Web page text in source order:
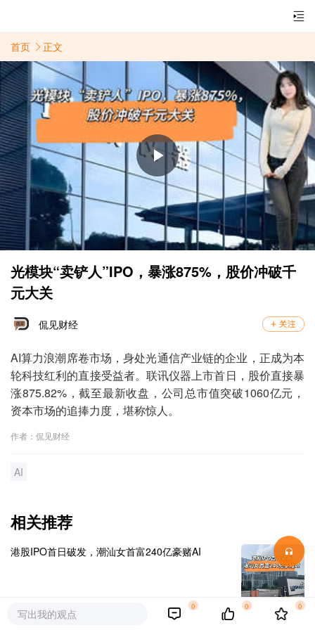
首页 正文
Play
Video
光模块“卖铲人”IPO，暴涨875%，股价冲破千
元大关
侃见财经
AI算力浪潮席卷市场，身处光通信产业链的企业，正成为本
轮科技红利的直接受益者。联讯仪器上市首日，股价直接暴
涨875.82%，截至最新收盘，公司总市值突破1060亿元，
资本市场的追捧力度，堪称惊人。
作者：侃见财经
AI
相关推荐
港股IPO首日破发，潮汕女首富240亿豪赌AI
写出我的观点
0 0 0